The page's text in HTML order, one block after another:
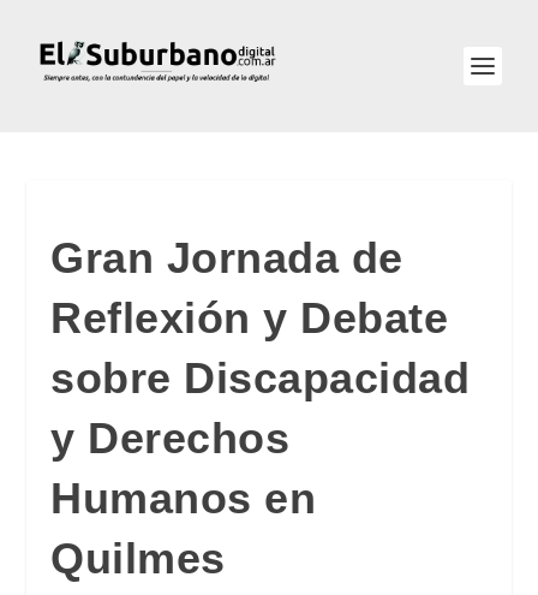
Gran Jornada de
Reflexión y Debate
sobre Discapacidad
y Derechos
Humanos en
Quilmes